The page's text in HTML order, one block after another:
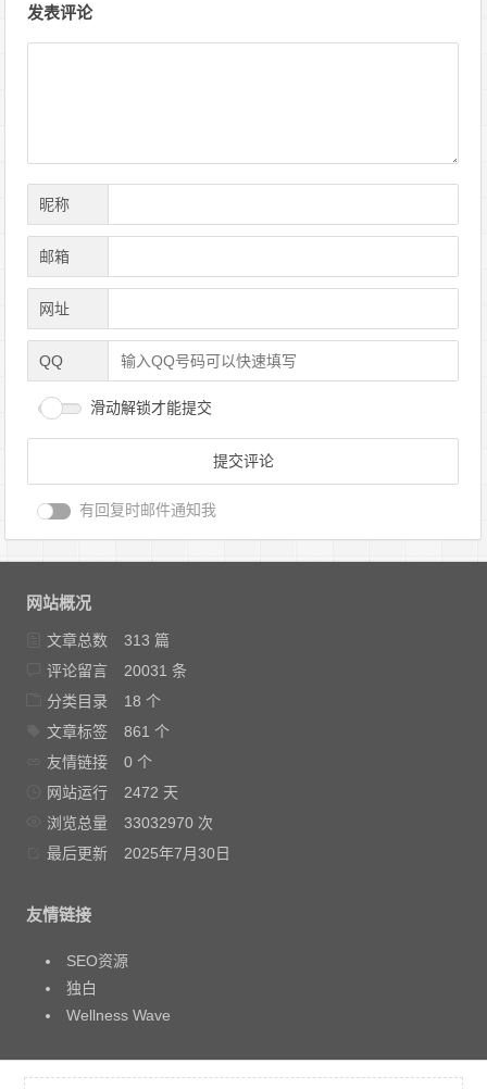
发表评论
昵称
邮箱
网址
QQ
滑动解锁才能提交
有回复时邮件通知我
网站概况
文章总数
313 篇
评论留言
20031 条
分类目录
18 个
文章标签
861 个
友情链接
0 个
网站运行
2472 天
浏览总量
33032970 次
最后更新
2025年7月30日
友情链接
SEO资源
独白
Wellness Wave